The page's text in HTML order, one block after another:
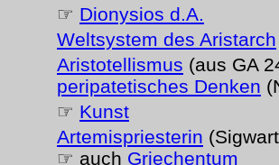
☞ Dionysios d.A.
Weltsystem des Aristarch
Aristotellismus (aus GA
peripatetisches Denken
☞ Kunst
Artemispriesterin
☞ auch Griechentum